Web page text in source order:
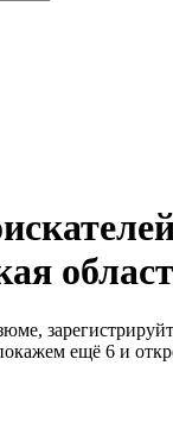
ещё 6 и